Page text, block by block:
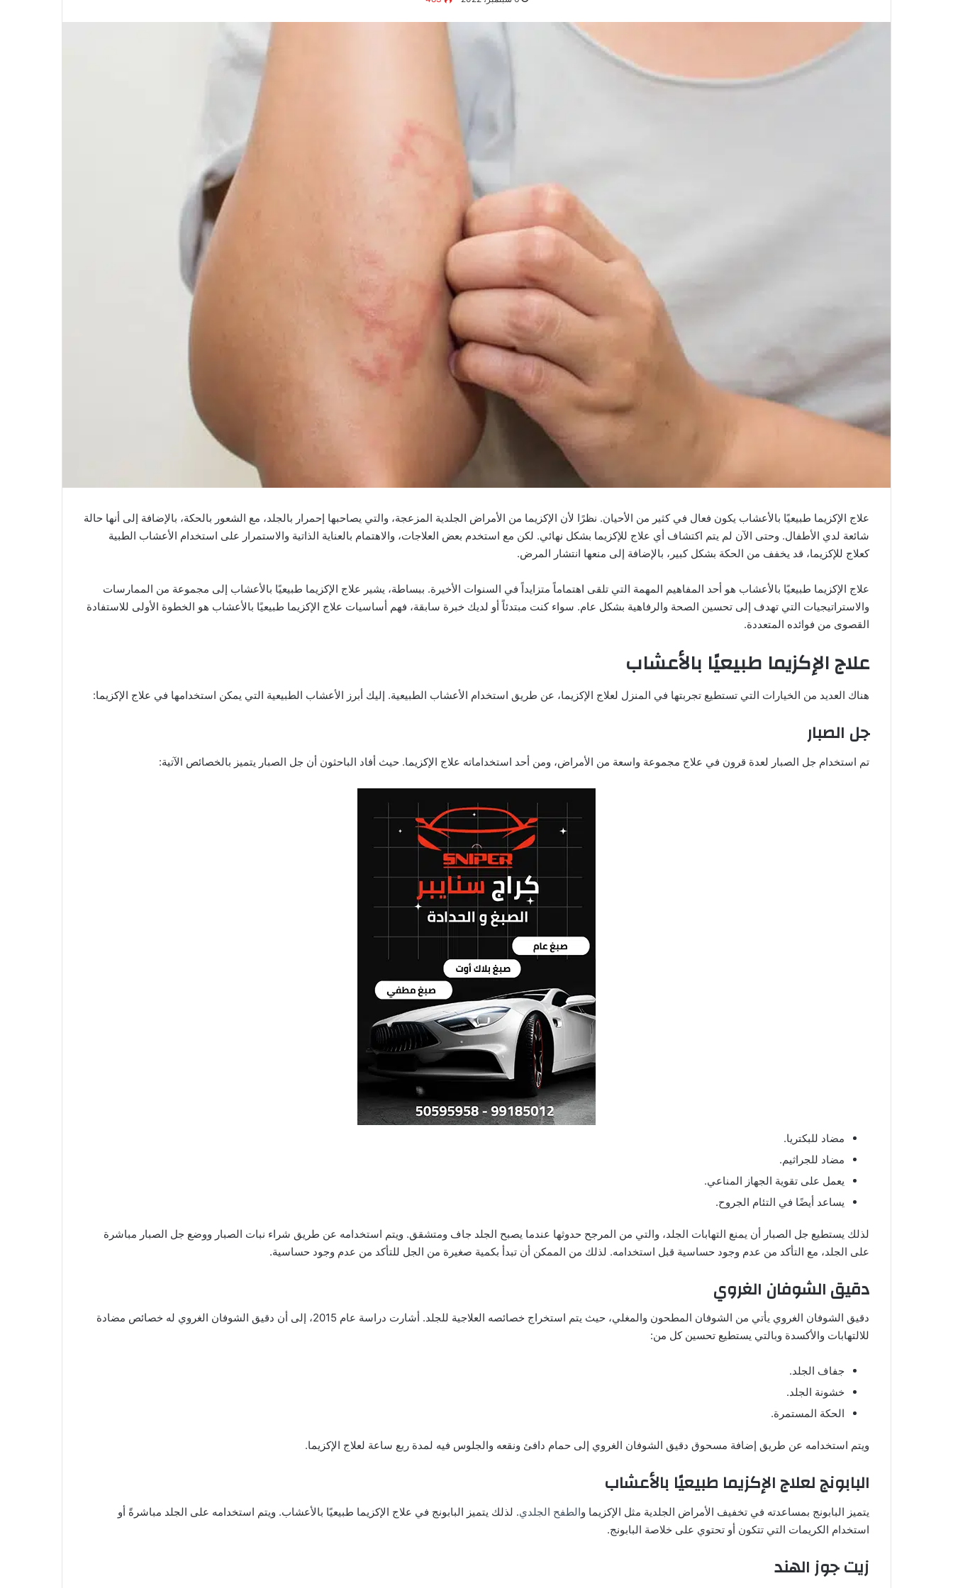
علاج الإكزيما طبيعيًا بالأعشاب يكون فعال في كثير من الأحيان. نظرًا لأن الإكزيما من الأمراض الجلدية المزعجة، والتي يصاحبها إحمرار بالجلد، مع الشعور بالحكة، بالإضافة إلى أنها حالة
شائعة لدي الأطفال. وحتى الآن لم يتم اكتشاف أي علاج للإكزيما بشكل نهائي. لكن مع استخدم بعض العلاجات، والاهتمام بالعناية الذاتية والاستمرار على استخدام الأعشاب الطبية
كعلاج للإكزيما، قد يخفف من الحكة بشكل كبير، بالإضافة إلى منعها انتشار المرض.
علاج الإكزيما طبيعيًا بالأعشاب هو أحد المفاهيم المهمة التي تلقى اهتماماً متزايداً في السنوات الأخيرة. ببساطة، يشير علاج الإكزيما طبيعيًا بالأعشاب إلى مجموعة من الممارسات
والاستراتيجيات التي تهدف إلى تحسين الصحة والرفاهية بشكل عام. سواء كنت مبتدئاً أو لديك خبرة سابقة، فهم أساسيات علاج الإكزيما طبيعيًا بالأعشاب هو الخطوة الأولى للاستفادة
القصوى من فوائده المتعددة.
علاج الإكزيما طبيعيًا بالأعشاب
هناك العديد من الخيارات التي تستطيع تجربتها في المنزل لعلاج الإكزيما، عن طريق استخدام الأعشاب الطبيعية. إليك أبرز الأعشاب الطبيعية التي يمكن استخدامها في علاج الإكزيما:
جل الصبار
تم استخدام جل الصبار لعدة قرون في علاج مجموعة واسعة من الأمراض، ومن أحد استخداماته علاج الإكزيما. حيث أفاد الباحثون أن جل الصبار يتميز بالخصائص الآتية:
مضاد للبكتريا.
مضاد للجراثيم.
يعمل على تقوية الجهاز المناعي.
يساعد أيضًا في التئام الجروح.
لذلك يستطيع جل الصبار أن يمنع التهابات الجلد، والتي من المرجح حدوثها عندما يصبح الجلد جاف ومتشقق. ويتم استخدامه عن طريق شراء نبات الصبار ووضع جل الصبار مباشرة
على الجلد، مع التأكد من عدم وجود حساسية قبل استخدامه. لذلك من الممكن أن تبدأ بكمية صغيرة من الجل للتأكد من عدم وجود حساسية.
دقيق الشوفان الغروي
دقيق الشوفان الغروي يأتي من الشوفان المطحون والمغلي، حيث يتم استخراج خصائصه العلاجية للجلد. أشارت دراسة عام 2015، إلى أن دقيق الشوفان الغروي له خصائص مضادة
للالتهابات والأكسدة وبالتي يستطيع تحسين كل من:
جفاف الجلد.
خشونة الجلد.
الحكة المستمرة.
ويتم استخدامه عن طريق إضافة مسحوق دقيق الشوفان الغروي إلى حمام دافئ ونقعه والجلوس فيه لمدة ربع ساعة لعلاج الإكزيما.
البابونج لعلاج الإكزيما طبيعيًا بالأعشاب
يتميز البابونج بمساعدته في تخفيف الأمراض الجلدية مثل الإكزيما والطفح الجلدي. لذلك يتميز البابونج في علاج الإكزيما طبيعيًا بالأعشاب. ويتم استخدامه على الجلد مباشرةً أو
استخدام الكريمات التي تتكون أو تحتوي على خلاصة البابونج.
زيت جوز الهند